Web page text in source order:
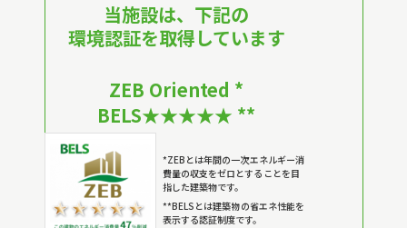
当施設は、下記の
環境認証を取得しています
ZEB Oriented *
BELS★★★★★ **
*ZEBとは年間の一次エネルギー消
費量の収支をゼロとすることを目
指した建築物です。
**BELSとは建築物の省エネ性能を
表示する認証制度です。